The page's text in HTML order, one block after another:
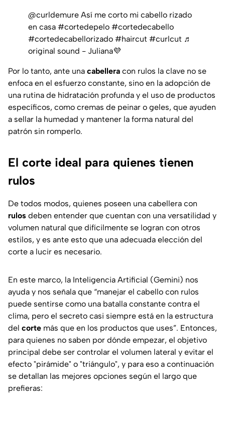
@curldemure Así me corto mi cabello rizado
en casa #cortedepelo #cortedecabello
#cortedecabellorizado #haircut #curlcut ♬
original sound - Juliana💜
Por lo tanto, ante una cabellera con rulos la clave no se
enfoca en el esfuerzo constante, sino en la adopción de
una rutina de hidratación profunda y el uso de productos
específicos, como cremas de peinar o geles, que ayuden
a sellar la humedad y mantener la forma natural del
patrón sin romperlo.
El corte ideal para quienes tienen
rulos
De todos modos, quienes poseen una cabellera con
rulos deben entender que cuentan con una versatilidad y
volumen natural que difícilmente se logran con otros
estilos, y es ante esto que una adecuada elección del
corte a lucir es necesario.
En este marco, la Inteligencia Artificial (Gemini) nos
ayuda y nos señala que “manejar el cabello con rulos
puede sentirse como una batalla constante contra el
clima, pero el secreto casi siempre está en la estructura
del corte más que en los productos que uses”. Entonces,
para quienes no saben por dónde empezar, el objetivo
principal debe ser controlar el volumen lateral y evitar el
efecto "pirámide" o "triángulo", y para eso a continuación
se detallan las mejores opciones según el largo que
prefieras: